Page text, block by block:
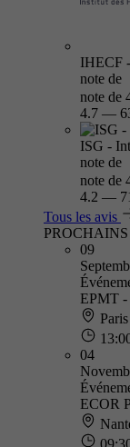
IHECF
note de
note de
4.7 —
ISG -
note de
note de
4.2 —
Tous les avis
09
EPMT -
Paris
04
ECOR